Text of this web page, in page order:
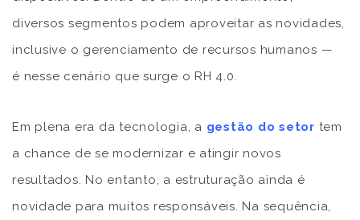
diversos segmentos podem aproveitar as novidades,
inclusive o gerenciamento de recursos humanos —
é nesse cenário que surge o RH 4.0.
Em plena era da tecnologia, a gestão do setor tem
a chance de se modernizar e atingir novos
resultados. No entanto, a estruturação ainda é
novidade para muitos responsáveis. Na sequência,